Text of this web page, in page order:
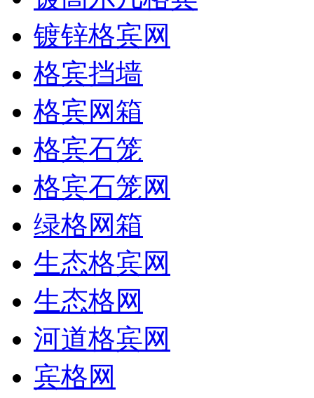
镀锌格宾网
格宾挡墙
格宾网箱
格宾石笼
格宾石笼网
绿格网箱
生态格宾网
生态格网
河道格宾网
宾格网